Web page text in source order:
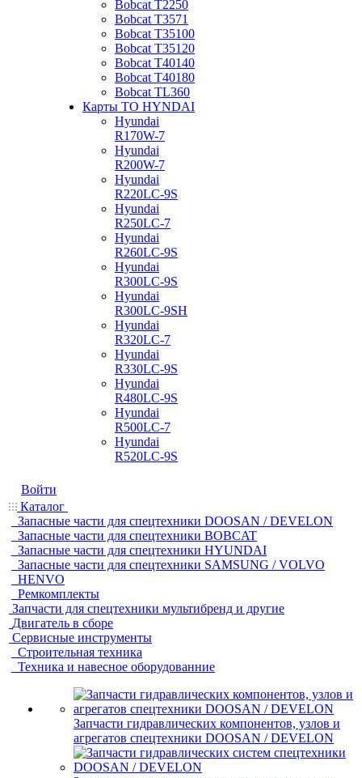
Bobcat Т2250
Bobcat Т3571
Bobcat Т35100
Bobcat Т35120
Bobcat Т40140
Bobcat Т40180
Bobcat ТL360
Карты ТО HYNDAI
Hyundai
R170W-7
Hyundai
R200W-7
Hyundai
R220LC-9S
Hyundai
R250LC-7
Hyundai
R260LC-9S
Hyundai
R300LC-9S
Hyundai
R300LC-9SH
Hyundai
R320LC-7
Hyundai
R330LC-9S
Hyundai
R480LC-9S
Hyundai
R500LC-7
Hyundai
R520LC-9S
Войти
Каталог
Запасные части для спецтехники DOOSAN / DEVELON
Запасные части для спецтехники BOBCAT
Запасные части для спецтехники HYUNDAI
Запасные части для спецтехники SAMSUNG / VOLVO
HENVO
Ремкомплекты
Запчасти для спецтехники мультибренд и другие
Двигатель в сборе
Сервисные инструменты
Строительная техника
Техника и навесное оборудованние
Запчасти гидравлических компонентов, узлов и
агрегатов спецтехники DOOSAN / DEVELON